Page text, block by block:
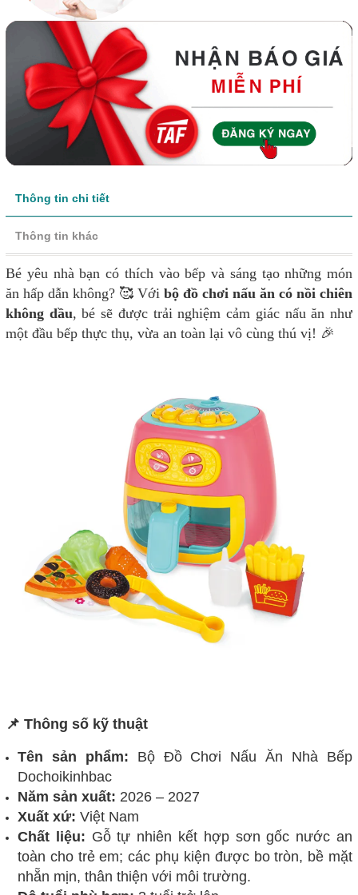
Thông tin chi tiết
Thông tin khác
Bé yêu nhà bạn có thích vào bếp và sáng tạo những món
ăn hấp dẫn không? 🥰 Với bộ đồ chơi nấu ăn có nồi chiên
không dầu, bé sẽ được trải nghiệm cảm giác nấu ăn như
một đầu bếp thực thụ, vừa an toàn lại vô cùng thú vị! 🎉
📌 Thông số kỹ thuật
Tên sản phẩm: Bộ Đồ Chơi Nấu Ăn Nhà Bếp
Dochoikinhbac
Năm sản xuất: 2026 – 2027
Xuất xứ: Việt Nam
Chất liệu: Gỗ tự nhiên kết hợp sơn gốc nước an
toàn cho trẻ em; các phụ kiện được bo tròn, bề mặt
nhẵn mịn, thân thiện với môi trường.